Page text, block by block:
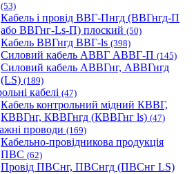
(53)
Кабель і провід ВВГ-Пнгд (ВВГнгд-П
або ВВГнг-Ls-П) плоский (50)
Кабель ВВГнгд ВВГ-ls (398)
Силовий кабель АВВГ АВВГ-П (145)
Силовий кабель АВВГнг, АВВГнгд
(LS) (189)
кабелі (47)
Кабель контрольний мідний КВВГ,
КВВГнг, КВВГнгд (КВВГнг ls) (47)
проводи (169)
Кабельно-провідникова продукція
ПВС (62)
Провід ПВСнг, ПВСнгд (ПВСнг LS)